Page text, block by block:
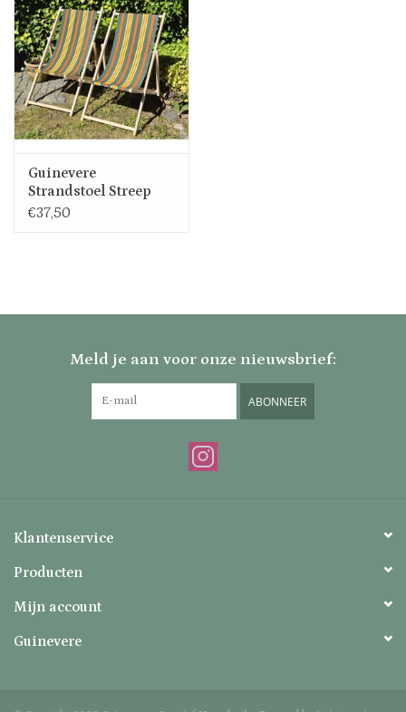
Guinevere
Strandstoel Streep
€37,50
Meld je aan voor onze nieuwsbrief:
ABONNEER
Klantenservice
Producten
Mijn account
Guinevere